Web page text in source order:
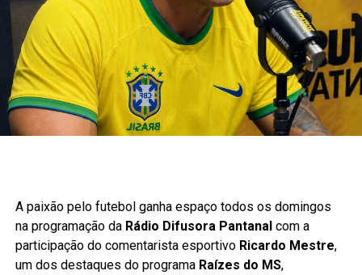
A paixão pelo futebol ganha espaço todos os domingos
na programação da Rádio Difusora Pantanalcom a
participação do comentarista esportivo Ricardo Mestre,
um dos destaques do programa Raízes do MS,